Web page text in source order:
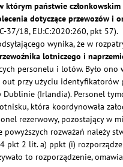
którym państwie
dotyczące przewozów i
18, EU:C:2020:260, pkt 57).
wynika, że w
lotniczego i
personelu i lotów. Było
przy użyciu
(Irlandia). Personel
która koordynowała
rezerwowy, pozostający w
powyższych rozważań należy
pkt 2 lit. a) ppkt (i)
to rozporządzenie,